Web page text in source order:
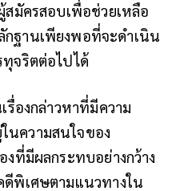
สมัครสอบเพื่อช่วยเหลือ
ฐานเพียงพอที่จะดำเนิน
จริตต่อไปได้
รื่องกล่าวหาที่มีความ
นความสนใจของ
ที่มีผลกระทบอย่างกว้าง
ดีพิเศษตามแนวทางใน